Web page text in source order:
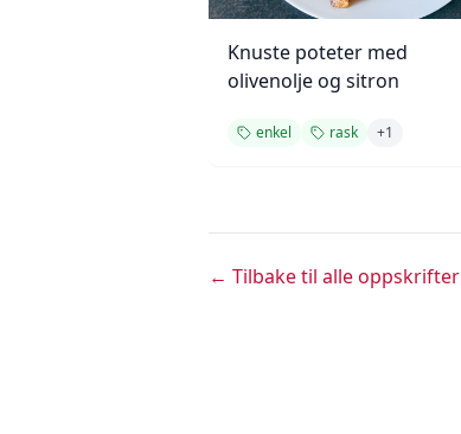
Knuste poteter med
olivenolje og sitron
enkel rask +1
← Tilbake til alle oppskrifter